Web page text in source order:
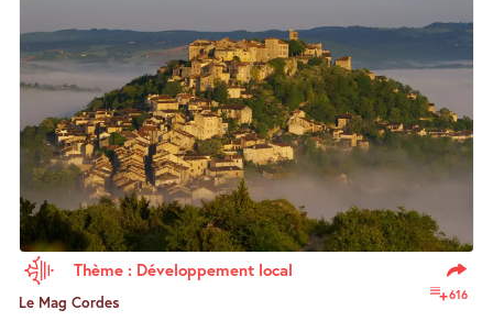
Thème : Développement local
616
Le Mag Cordes